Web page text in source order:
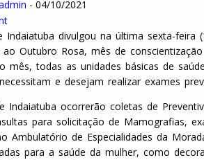
- 04/10/2021
Indaiatuba divulgou na última sexta-feira
Outubro Rosa, mês de
mês, todas as unidades básicas de
e desejam realizar exames
Indaiatuba ocorrerão coletas de
para solicitação de Mamografias,
Ambulatório de Especialidades da
para a saúde da mulher, como